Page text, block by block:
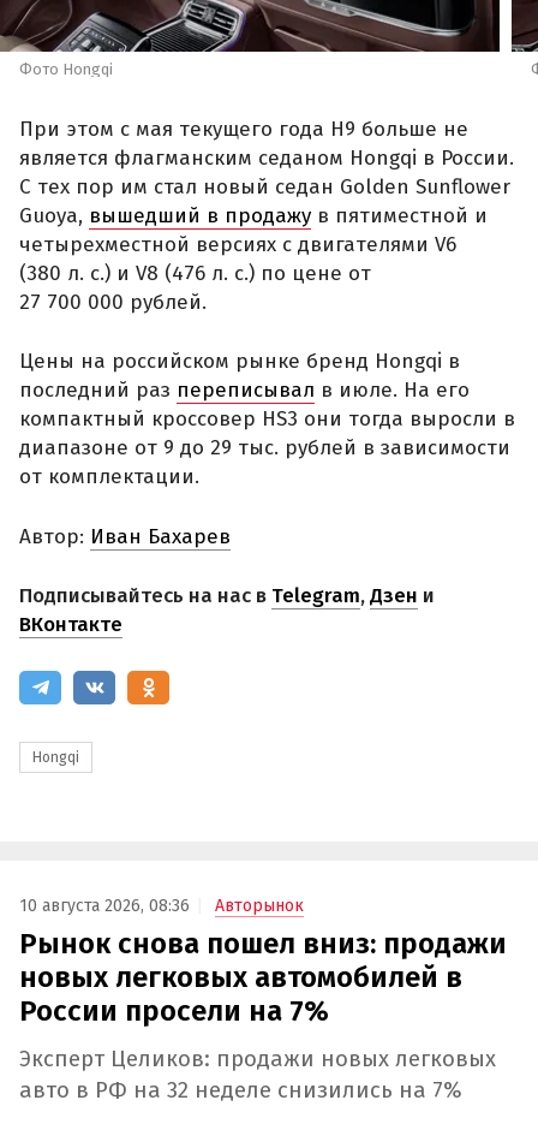
Фото Hongqi
При этом с мая текущего года H9 больше не
является флагманским седаном Hongqi в России.
С тех пор им стал новый седан Golden Sunflower
Guoya, вышедший в продажу в пятиместной и
четырехместной версиях с двигателями V6
(380 л. с.) и V8 (476 л. с.) по цене от
27 700 000 рублей.
Цены на российском рынке бренд Hongqi в
последний раз переписывал в июле. На его
компактный кроссовер HS3 они тогда выросли в
диапазоне от 9 до 29 тыс. рублей в зависимости
от комплектации.
Автор: Иван Бахарев
Подписывайтесь на нас в Telegram,Дзен и
ВКонтакте
Hongqi
10 августа 2026, 08:36 Авторынок
Рынок снова пошел вниз: продажи
новых легковых автомобилей в
России просели на 7%
Эксперт Целиков: продажи новых легковых
авто в РФ на 32 неделе снизились на 7%